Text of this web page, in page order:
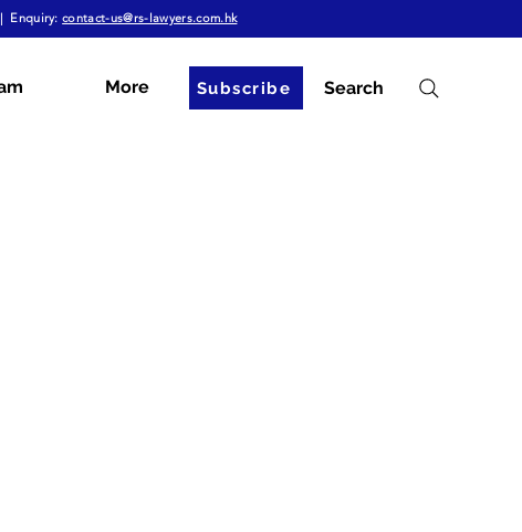
Subscribe
More Search
| Enquiry:contact-us@rs-lawyers.com.hk